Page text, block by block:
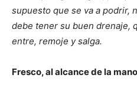
supuesto que se va a podrir,
debe tener su buen drenaje,
entre, remoje y salga.
Fresco, al alcance de la